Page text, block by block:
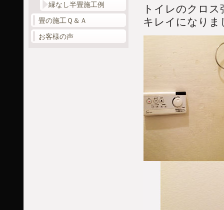
トイレのクロ
キレイになりま
縁なし半畳施工例
畳の施工Ｑ＆Ａ
お客様の声